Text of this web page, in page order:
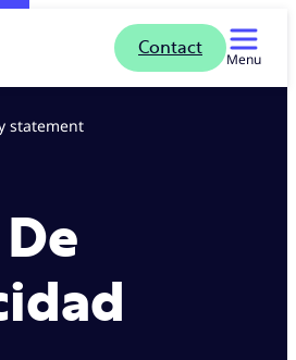
Contact
Menu
statement